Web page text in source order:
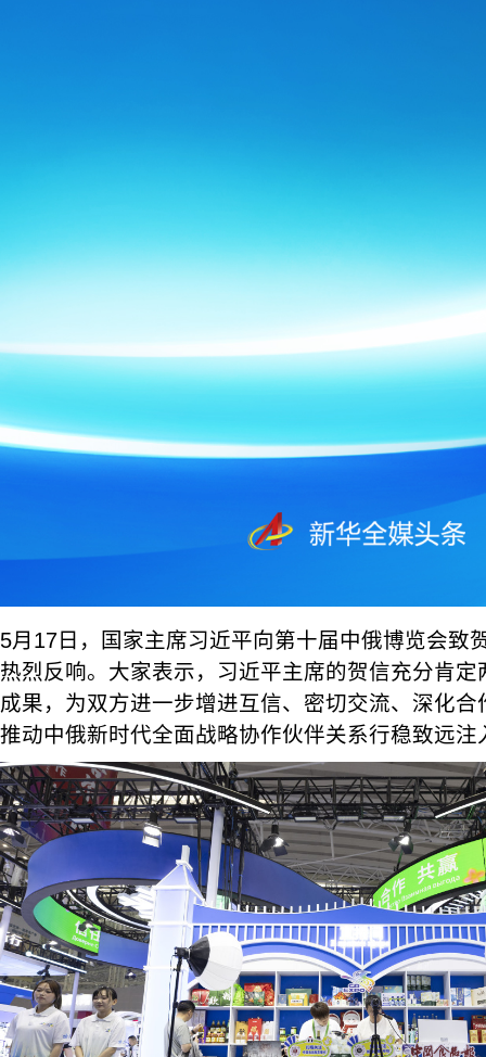
5月17日，国家主席习近平向第十届中俄博览会致
热烈反响。大家表示，习近平主席的贺信充分肯
成果，为双方进一步增进互信、密切交流、深化
推动中俄新时代全面战略协作伙伴关系行稳致远注